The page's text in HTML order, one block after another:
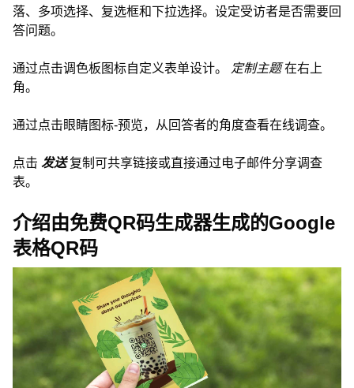
落、多项选择、复选框和下拉选择。设定受访者是否需要回
答问题。
通过点击调色板图标自定义表单设计。 定制主题在右上
角。
通过点击眼睛图标-预览，从回答者的角度查看在线调查。
点击 发送复制可共享链接或直接通过电子邮件分享调查
表。
介绍由免费QR码生成器生成的Google
表格QR码